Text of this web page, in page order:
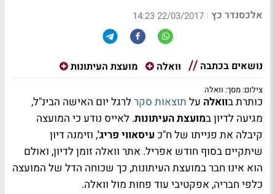
אלכסנדר כץ |
22/03/2017 14:23
נושאים בכתבה וואלה מועצת העיתונות
צילום: מסך: וואלה
כותרת בוואלה על תוצאות סקרלרגל יום האישה הבינ"ל,
מגיעה לדיון במועצת העיתונות. לאייס נודע כי המועצה
קיבלה את פנייתו של ח"כ עיסאווי פריג', וזימנה דיון
שיתקיים בסוף חודש אפריל. אתר וואלה זומן לדיון, ואולם
הוא אינו חבר במועצת העיתונות, כך שכוחה הדל של המועצה
כלפי חבריה, אפקטיבי עוד פחות מול וואלה.